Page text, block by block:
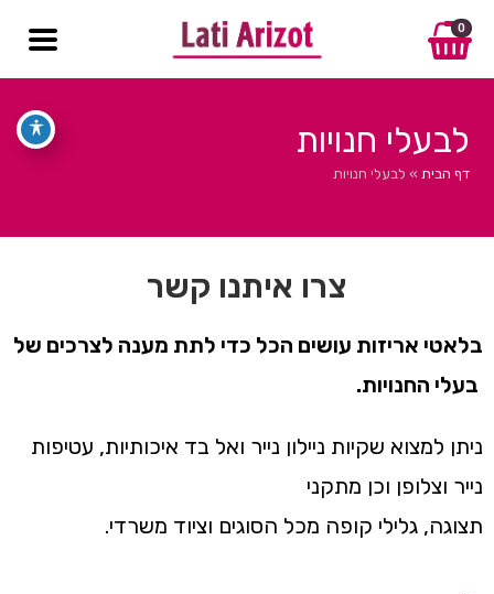
0
לבעלי חנויות
דף הבית » לבעלי חנויות
צרו איתנו קשר
בלאטי אריזות עושים הכל כדי לתת מענה לצרכים של
בעלי החנויות.
ניתן למצוא שקיות ניילון נייר ואל בד איכותיות, עטיפות
נייר וצלופן וכן מתקני
תצוגה, גלילי קופה מכל הסוגים וציוד משרדי.